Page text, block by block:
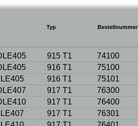
Typ Bestellnummer